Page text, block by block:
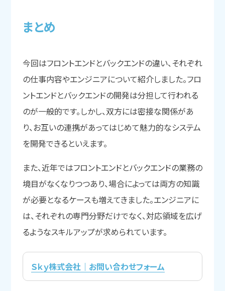
まとめ
今回はフロントエンドとバックエンドの違い、それぞれ
の仕事内容やエンジニアについて紹介しました。フロ
ントエンドとバックエンドの開発は分担して行われる
のが一般的です。しかし、双方には密接な関係があ
り、お互いの連携があってはじめて魅力的なシステム
を開発できるといえます。
また、近年ではフロントエンドとバックエンドの業務の
境目がなくなりつつあり、場合によっては両方の知識
が必要となるケースも増えてきました。エンジニアに
は、それぞれの専門分野だけでなく、対応領域を広げ
るようなスキルアップが求められています。
Ｓｋｙ株式会社｜お問い合わせフォーム